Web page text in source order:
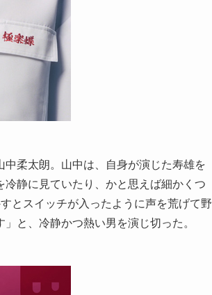
柔太朗。山中は、自身が演じた寿雄を
静に見ていたり、かと思えば細かくつ
とスイッチが入ったように声を荒げて野
と、冷静かつ熱い男を演じ切った。